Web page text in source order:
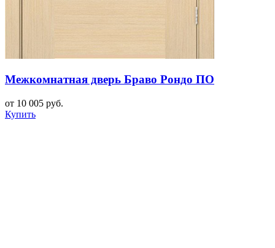
Межкомнатная дверь Браво Рондо ПО
от 10 005 руб.
Купить